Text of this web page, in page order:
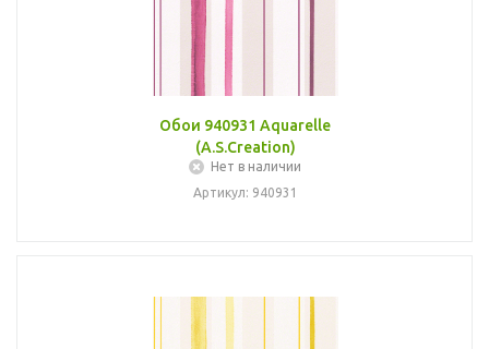
Обои 940931 Aquarelle
(A.S.Creation)
Нет в наличии
Артикул: 940931